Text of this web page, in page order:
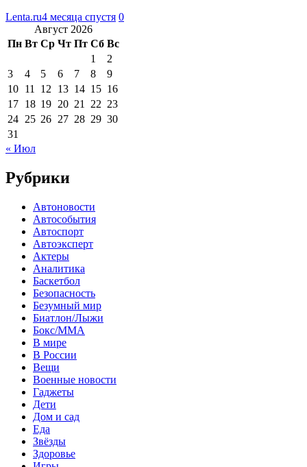
Lenta.ru4 месяца спустя 0
Август 2026
Пн Вт Ср Чт Пт Сб Вс
1
2
3
4 5 6 7 8
9
10 11 12 13 14 15 16
17 18 19 20 21 22 23
24 25 26 27 28 29 30
31
« Июл
Рубрики
Автоновости
Автособытия
Автоспорт
Автоэксперт
Актеры
Аналитика
Баскетбол
Безопасность
Безумный мир
Биатлон/Лыжи
Бокс/MMA
В мире
В России
Вещи
Военные новости
Гаджеты
Дети
Дом и сад
Еда
Звёзды
Здоровье